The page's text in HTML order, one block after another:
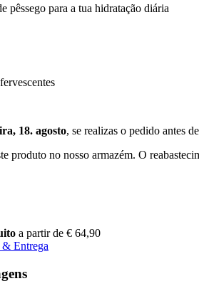
pêssego para a tua hidratação diária
18. agosto, se realizas o pedido antes de
produto no nosso armazém. O
a partir de € 64,90
Entrega